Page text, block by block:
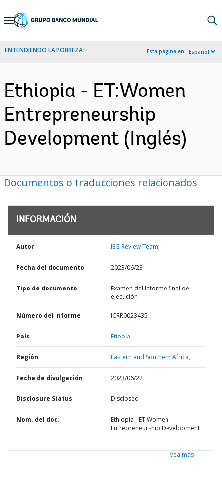
Skip
Navigation
ENTENDIENDO LA POBREZA Esta página en: Español
Ethiopia - ET:Women
Entrepreneurship
Development (Inglés)
Documentos o traducciones relacionados
INFORMACIÓN
Autor IEG Review Team;
Fecha del documento 2023/06/23
Tipo de documento
Examen del Informe final de
ejecución
Número del informe ICRR0023435
País Etiopía,
Región Eastern and Southern Africa,
Fecha de divulgación 2023/06/22
Disclosure Status Disclosed
Nom. del doc.
Ethiopia - ET:Women
Entrepreneurship Development
Vea más